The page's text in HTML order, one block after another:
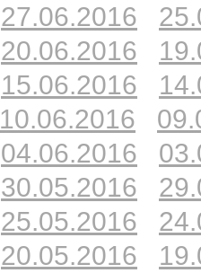
27.06.2016
20.06.2016
15.06.2016
10.06.2016
04.06.2016
30.05.2016
25.05.2016
20.05.2016